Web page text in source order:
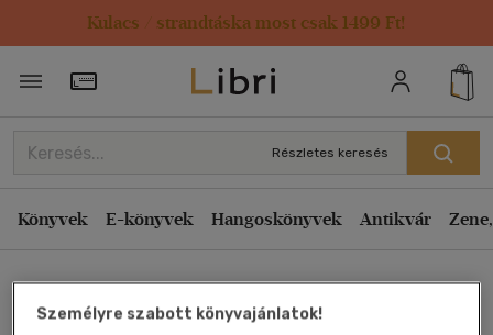
Kulacs / strandtáska most csak 1499 Ft!
Törzsvásárlói Kártya adatai
Részletes keresés
Könyvek E-könyvek Hangoskönyvek Antikvár
Meződi József
Rendezés
Kiadás éve szerint csökkenő
Ár szerint csökkenő
Eladott darabszám szerint csökkenő
Eladott darabszám szerint növekvő
Személyre szabott könyvajánlatok!